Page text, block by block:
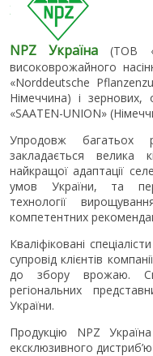
NPZ Україна (ТОВ
високоврожайного
«Norddeutsche
Німеччина) і зернових,
«SAATEN-UNION»
Упродовж багатьох
закладається велика
найкращої адаптації
умов України, та
технології
компетентних
Кваліфіковані
супровід клієнтів
до збору врожаю.
регіональних
України.
Продукцію NPZ
ексклюзивного